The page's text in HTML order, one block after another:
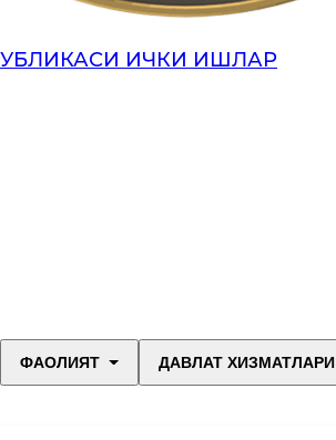
ИЧКИ ИШЛАР
ФАОЛИЯТ ДАВЛАТ ХИЗМАТЛАРИ